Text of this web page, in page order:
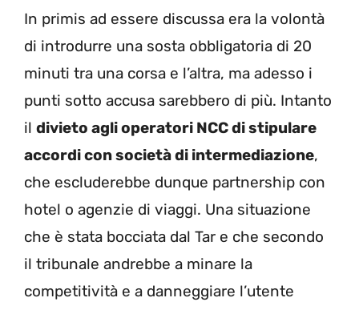
In primis ad essere discussa era la volontà
di introdurre una sosta obbligatoria di 20
minuti tra una corsa e l’altra, ma adesso i
punti sotto accusa sarebbero di più. Intanto
il divieto agli operatori NCC di stipulare
accordi con società di intermediazione,
che escluderebbe dunque partnership con
hotel o agenzie di viaggi. Una situazione
che è stata bocciata dal Tar e che secondo
il tribunale andrebbe a minare la
competitività e a danneggiare l’utente